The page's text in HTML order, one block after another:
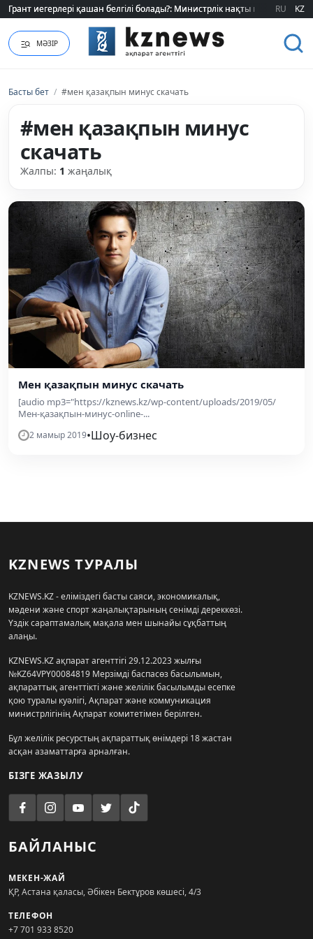
Грант иегерлері қашан белгілі болады?: Министрлік нақты мерзімді
Грант иегерлері қашан белгілі болады?: Министрлік нақты мерзімді
RU KZ
МӘЗІР
Басты бет / #мен қазақпын минус скачать
#мен қазақпын минус
скачать
Жалпы: 1 жаңалық
Мен қазақпын минус скачать
[audio mp3="https://kznews.kz/wp-content/uploads/2019/05/
Мен-қазақпын-минус-online-...
2 мамыр 2019•Шоу-бизнес
KZNEWS ТУРАЛЫ
KZNEWS.KZ - еліміздегі басты саяси, экономикалық,
мәдени және спорт жаңалықтарының сенімді дереккөзі.
Үздік сараптамалық мақала мен шынайы сұқбаттың
алаңы.
KZNEWS.KZ ақпарат агенттігі 29.12.2023 жылғы
№KZ64VPY00084819 Мерзімді баспасөз басылымын,
ақпараттық агенттікті және желілік басылымды есепке
қою туралы куәлігі, Ақпарат және коммуникация
министрлігінің Ақпарат комитетімен берілген.
Бұл желілік ресурстың ақпараттық өнімдері 18 жастан
асқан азаматтарға арналған.
БІЗГЕ ЖАЗЫЛУ
БАЙЛАНЫС
МЕКЕН-ЖАЙ
ҚР, Астана қаласы, Әбікен Бектұров көшесі, 4/3
ТЕЛЕФОН
+7 701 933 8520